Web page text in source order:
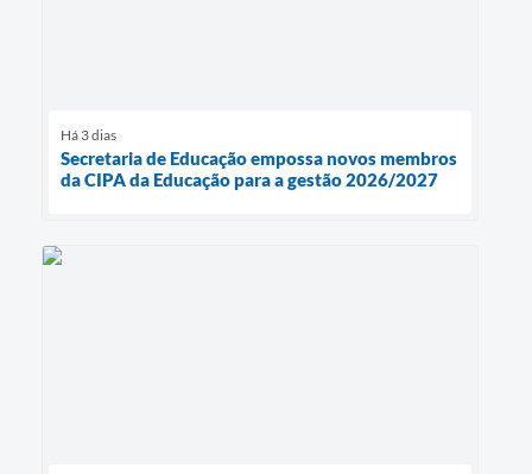
Há 3 dias
Secretaria de Educação empossa novos membros
da CIPA da Educação para a gestão 2026/2027